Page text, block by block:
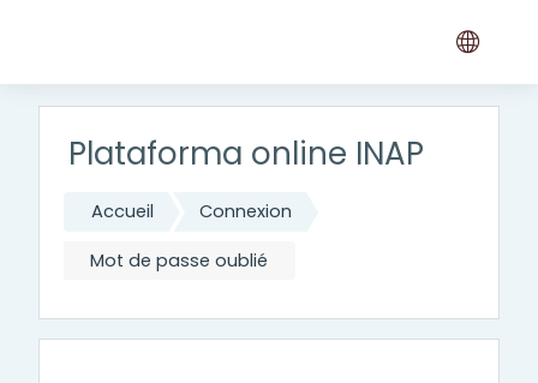
Plataforma online INAP
Accueil Connexion
Mot de passe oublié